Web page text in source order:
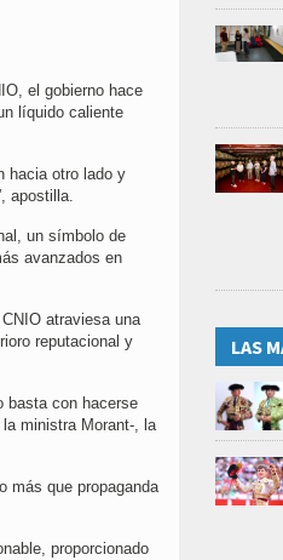
el gobierno hace
líquido caliente
hacia otro lado y
apostilla.
un símbolo de
avanzados en
atraviesa una
reputacional y
basta con hacerse
ministra Morant-, la
más que propaganda
proporcionado
LAS